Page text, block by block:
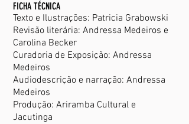
FICHA TÉCNICA
Texto e Ilustrações: Patricia Grabowski
Revisão literária: Andressa Medeiros e
Carolina Becker
Curadoria de Exposição: Andressa
Medeiros
Audiodescrição e narração: Andressa
Medeiros
Produção: Ariramba Cultural e
Jacutinga